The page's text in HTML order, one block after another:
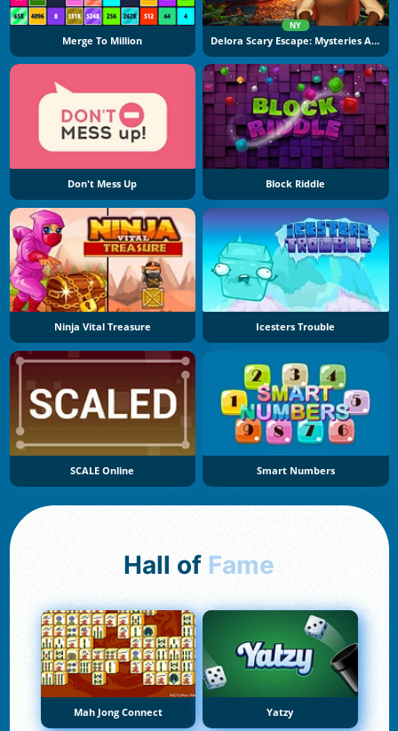
Merge To Million
NY
Delora Scary Escape: Mysteries Adventure
Don't Mess Up Block Riddle
Ninja Vital Treasure Icesters Trouble
SCALE Online Smart Numbers
Hall of Fame
Mah Jong Connect Yatzy